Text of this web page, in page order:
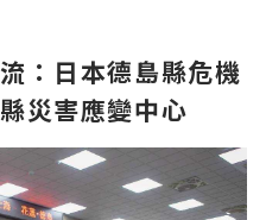
：日本德島縣危機
災害應變中心